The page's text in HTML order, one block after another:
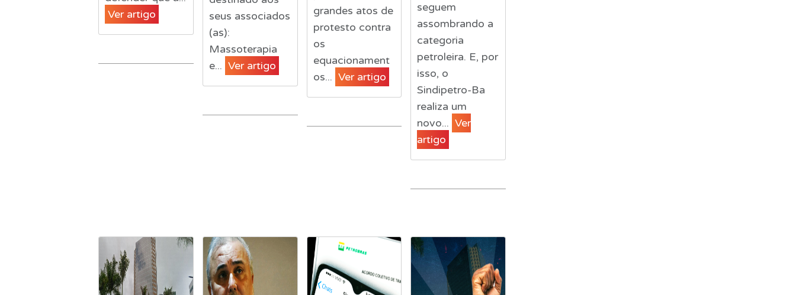
Ver artigo
seus associados
(as):
Massoterapia
e... Ver artigo
grandes atos de
protesto contra
os
equacionament
os... Ver artigo
seguem
assombrando a
categoria
petroleira. E, por
isso, o
Sindipetro-Ba
realiza um
novo... Ver
artigo